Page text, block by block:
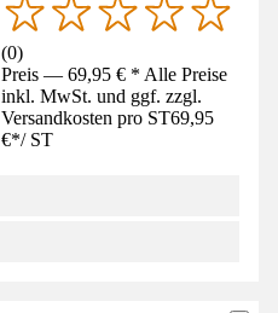
(0)
Preis — 69,95 € * Alle Preise
inkl. MwSt. und ggf. zzgl.
Versandkosten pro ST69,95
€*/ ST